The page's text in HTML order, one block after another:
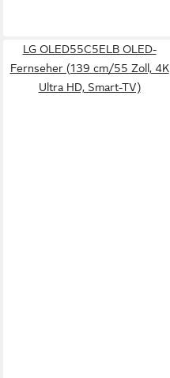
LG OLED55C5ELB OLED-
Fernseher (139 cm/55 Zoll, 4K
Ultra HD, Smart-TV)